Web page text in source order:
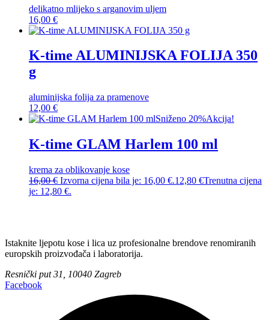
delikatno mlijeko s arganovim uljem
16,00 €
K-time ALUMINIJSKA FOLIJA 350
g
aluminijska folija za pramenove
12,00 €
Sniženo 20%Akcija!
K-time GLAM Harlem 100 ml
krema za oblikovanje kose
16,00€ Izvorna cijena bila je: 16,00 €.12,80 €Trenutna cijena
je: 12,80 €.
Istaknite ljepotu kose i lica uz profesionalne brendove renomiranih
europskih proizvođača i laboratorija.
Resnički put 31, 10040 Zagreb
Facebook